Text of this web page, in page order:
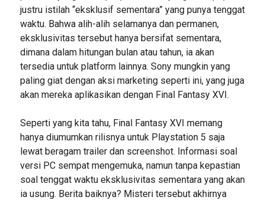
justru istilah “eksklusif sementara” yang punya tenggat
waktu. Bahwa alih-alih selamanya dan permanen,
eksklusivitas tersebut hanya bersifat sementara,
dimana dalam hitungan bulan atau tahun, ia akan
tersedia untuk platform lainnya. Sony mungkin yang
paling giat dengan aksi marketing seperti ini, yang juga
akan mereka aplikasikan dengan Final Fantasy XVI.
Seperti yang kita tahu, Final Fantasy XVI memang
hanya diumumkan rilisnya untuk Playstation 5 saja
lewat beragam trailer dan screenshot. Informasi soal
versi PC sempat mengemuka, namun tanpa kepastian
soal tenggat waktu eksklusivitas sementara yang akan
ia usung. Berita baiknya? Misteri tersebut akhirnya